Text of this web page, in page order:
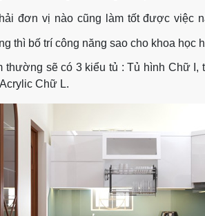
đơn vị nào cũng làm tốt được việc
thì bố trí công năng sao cho khoa
thường sẽ có 3 kiểu tủ : Tủ hình Chữ
Chữ L.